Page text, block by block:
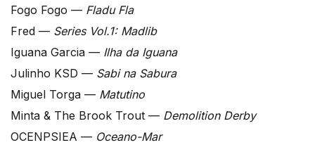
Fogo Fogo — Fladu Fla
Fred — Series Vol.1: Madlib
Iguana Garcia — Ilha da Iguana
Julinho KSD — Sabi na Sabura
Miguel Torga — Matutino
Minta & The Brook Trout — Demolition Derby
OCENPSIEA — Oceano-Mar